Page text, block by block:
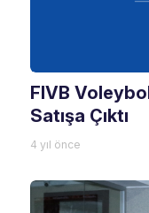
FIVB
Satışa Çıktı
4 yıl önce